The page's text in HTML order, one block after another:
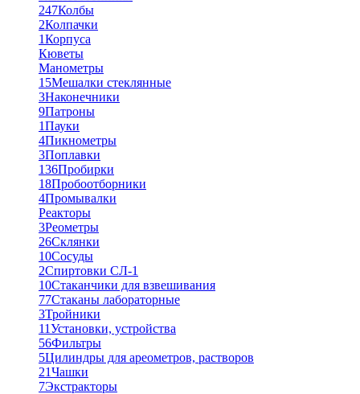
247Колбы
2Колпачки
1Корпуса
Кюветы
Манометры
15Мешалки стеклянные
3Наконечники
9Патроны
1Пауки
4Пикнометры
3Поплавки
136Пробирки
18Пробоотборники
4Промывалки
Реакторы
3Реометры
26Склянки
10Сосуды
2Спиртовки СЛ-1
10Стаканчики для взвешивания
77Стаканы лабораторные
3Тройники
11Установки, устройства
56Фильтры
5Цилиндры для ареометров, растворов
21Чашки
7Экстракторы